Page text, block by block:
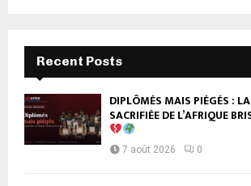
Recent Posts
DIPLÔMÉS MAIS PIÉGÉS :
SACRIFIÉE DE L’AFRIQUE
7 août 2026 0